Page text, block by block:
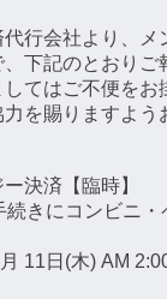
行会社より、メ
下記のとおりご
てはご不便をお
を賜りますよう
決済【臨時】
きにコンビニ・
11日(木) AM